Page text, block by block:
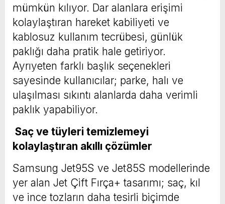
mümkün kılıyor. Dar alanlara erişimi
kolaylaştıran hareket kabiliyeti ve
kablosuz kullanım tecrübesi, günlük
paklığı daha pratik hale getiriyor.
Ayrıyeten farklı başlık seçenekleri
sayesinde kullanıcılar; parke, halı ve
ulaşılması sıkıntı alanlarda daha verimli
paklık yapabiliyor.
Saç ve tüyleri temizlemeyi
kolaylaştıran akıllı çözümler
Samsung Jet95S ve Jet85S modellerinde
yer alan Jet Çift Fırça+ tasarımı; saç, kıl
ve ince tozların daha tesirli biçimde